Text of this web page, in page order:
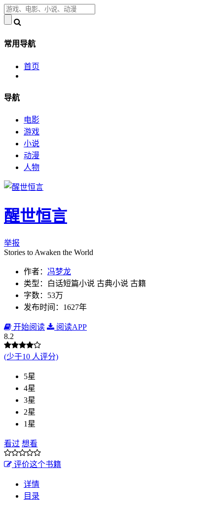
常用导航
首页
导航
电影
游戏
小说
动漫
人物
醒世恒言
举报
Stories to Awaken the World
作者： 冯梦龙
类型：白话短篇小说 古典小说 古籍
字数：53万
发布时间：1627年
开始阅读
阅读APP
8.2
(少于10 人评分)
5星
4星
3星
2星
1星
看过 想看
评价这个书籍
详情
目录